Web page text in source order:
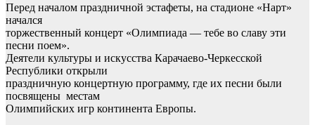
Перед началом праздничной эстафеты, на стадионе «Нарт»
начался
торжественный концерт «Олимпиада — тебе во славу эти
песни поем».
Деятели культуры и искусства Карачаево-Черкесской
Республики открыли
праздничную концертную программу, где их песни были
посвящены местам
Олимпийских игр континента Европы.